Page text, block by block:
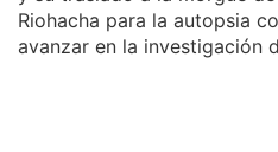
Riohacha para la autopsia
avanzar en la investigación